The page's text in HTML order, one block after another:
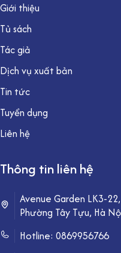
Giới thiệu
Tủ sách
Tác giả
Dịch vụ xuất bản
Tin tức
Tuyển dụng
Liên hệ
Thông tin liên hệ
Avenue Garden LK3-
Phường Tây Tựu, Hà
Hotline: 0869956766